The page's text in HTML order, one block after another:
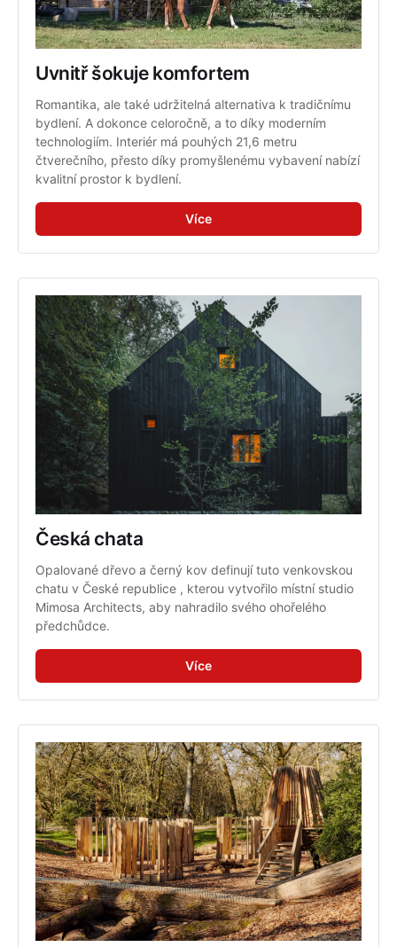
Uvnitř šokuje komfortem
Romantika, ale také udržitelná alternativa k tradičnímu
bydlení. A dokonce celoročně, a to díky moderním
technologiím. Interiér má pouhých 21,6 metru
čtverečního, přesto díky promyšlenému vybavení nabízí
kvalitní prostor k bydlení.
Více
Česká chata
Opalované dřevo a černý kov definují tuto venkovskou
chatu v České republice , kterou vytvořilo místní studio
Mimosa Architects, aby nahradilo svého ohořelého
předchůdce.
Více